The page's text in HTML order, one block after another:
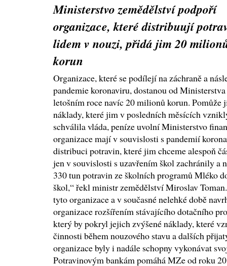
Ministerstvo zemědělství podpoří
organizace, které distribuují
lidem v nouzi, přidá jim 20
korun
Organizace, které se podílejí na záchraně a
pandemie koronaviru, dostanou od
letošním roce navíc 20 milionů korun.
náklady, které jim v posledních měsících
schválila vláda, peníze uvolní Ministerstvo
organizace mají v souvislosti s pandemií
distribuci potravin, které jim chceme alespoň
jen v souvislosti s uzavřením škol zachránily a
330 tun potravin ze školních programů Mléko
škol,“ řekl ministr zemědělství Miroslav
tyto organizace a v současné nelehké době
organizace rozšířením stávajícího dotačního
který by pokryl jejich zvýšené náklady, které
činnosti během nouzového stavu a dalších
organizace byly i nadále schopny vykonávat
Potravinovým bankám pomáhá MZe od roku